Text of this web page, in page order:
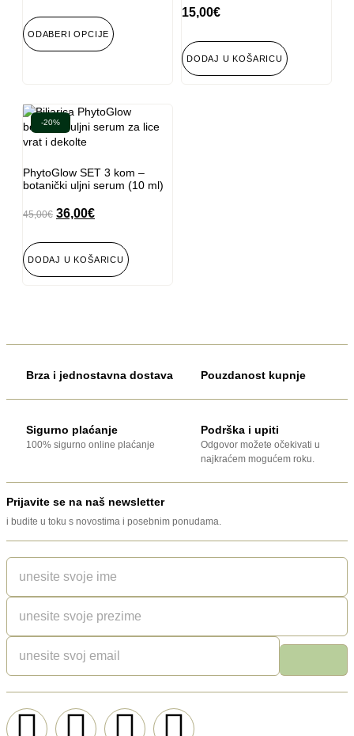
ODABERI OPCIJE
5.00
od 5
15,00€
DODAJ U KOŠARICU
-20%
PhytoGlow SET 3 kom –
botanički uljni serum (10 ml)
45,00€ 36,00€
DODAJ U KOŠARICU
Brza i jednostavna dostava Pouzdanost kupnje
Sigurno plaćanje
100% sigurno online plaćanje
Podrška i upiti
Odgovor možete očekivati u
najkraćem mogućem roku.
Prijavite se na naš newsletter
i budite u toku s novostima i posebnim ponudama.